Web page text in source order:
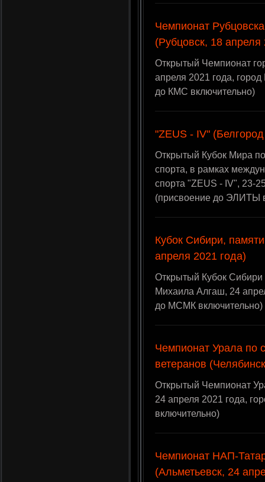
Чемпионат
(Рубцовск, 18 апреля
Открытый Чемпионат
апреля 2021 года,
до КМС включительно)
"ZEUS - IV"
Открытый Кубок Мира
спорта, в рамках
спорта "ZEUS - IV", 23-
(присвоение до ЭЛИТЫ
Кубок Сибири,
апреля 2021 года)
Открытый Кубок
Михаила Алгаш, 24
до МСМК включительно)
Чемпионат Урала по
ветеранов
Открытый Чемпионат
24 апреля 2021 года,
включительно)
Чемпионат НАП-
(Альметьевск, 24